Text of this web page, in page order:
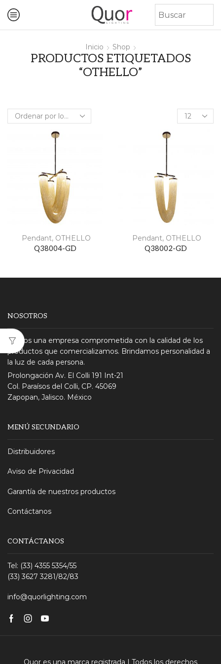
Inicio Shop
PRODUCTOS ETIQUETADOS
“OTHELLO”
Products
per
Pendant, OTHELLO
Q38004-GD
Pendant, OTHELLO
Q38002-GD
NOSOTROS
Somos una empresa comprometida con la calidad de los
productos que comercializamos. Brindamos personalidad a
la luz de cada persona.
Prolongación Av. El Colli 191 Int-21
Col. Paraísos del Colli, CP. 45069
Zapopan, Jalisco. México
MENÚ SECUNDARIO
Distribuidores
Aviso de Privacidad
Garantía de nuestros productos
Contáctanos
CONTÁCTANOS
Tel: (33) 4355 5354/55
(33) 3627 3281/82/83
info@quorlighting.com
Facebook
Instagram
Youtube
Quor es una marca registrada | Todos los derechos